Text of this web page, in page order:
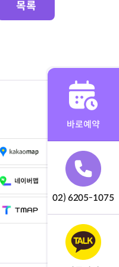
목록
바로예약
02) 6205-1075